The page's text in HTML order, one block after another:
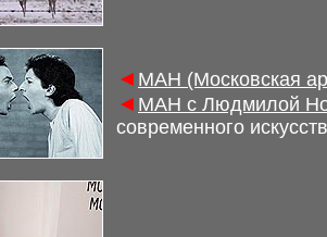
◄ МАН (Московская
◄ МАН с Людмилой
современного